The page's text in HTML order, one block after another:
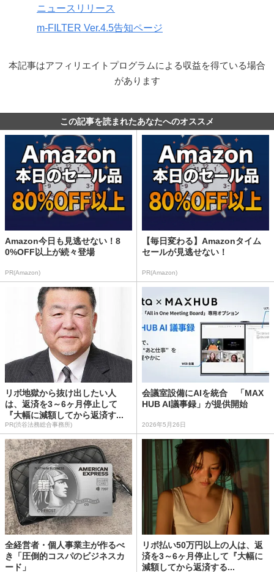
ニュースリリース
m-FILTER Ver.4.5告知ページ
本記事はアフィリエイトプログラムによる収益を得ている場合
があります
この記事を読まれたあなたへのオススメ
Amazon今日も見逃せない！8
0%OFF以上が続々登場
PR(Amazon)
【毎日変わる】Amazonタイム
セールが見逃せない！
PR(Amazon)
リボ地獄から抜け出したい人
は、返済を3～6ヶ月停止して
『大幅に減額してから返済す...
PR(渋谷法務総合事務所)
会議室設備にAIを統合 「MAX
HUB AI議事録」が提供開始
2026年5月26日
全経営者・個人事業主が作るべ
き「圧倒的コスパのビジネスカ
ード」
リボ払い50万円以上の人は、返
済を3～6ヶ月停止して『大幅に
減額してから返済する...